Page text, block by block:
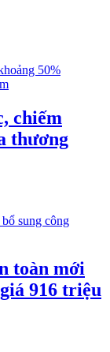
chiếm
thương
toàn mới
916 triệu